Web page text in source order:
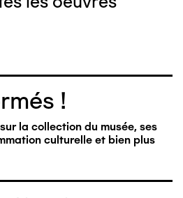
!
la collection du musée, ses
culturelle et bien plus